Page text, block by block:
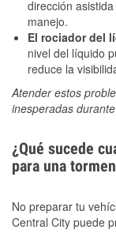
dirección
manejo.
El rociador del
nivel del líquido
reduce la
Atender estos
inesperadas
¿Qué sucede
para una
No preparar tu
Central City puede